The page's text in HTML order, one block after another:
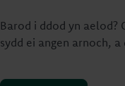
Barod i ddod yn aelod?
sydd ei angen arnoch, a